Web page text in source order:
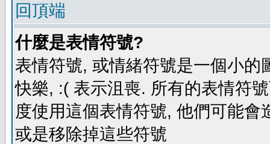
回頂端
什麼是表情符號?
表情符號, 或情緒符號是一個小
快樂, :( 表示沮喪. 所有的表情符
度使用這個表情符號, 他們可能
或是移除掉這些符號